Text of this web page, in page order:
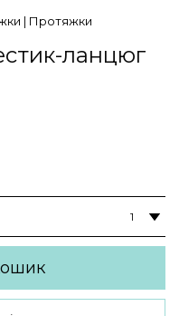
| Протяжки
ланцюг